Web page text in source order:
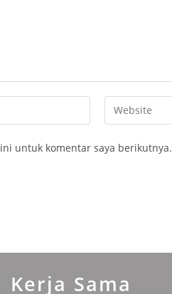
Enter
your
URL
untuk komentar saya berikutnya.
Kerja Sama